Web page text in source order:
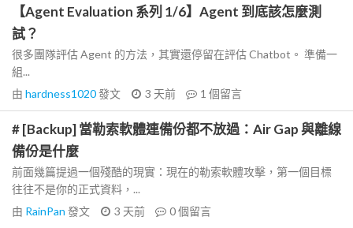
【Agent Evaluation 系列 1/6】Agent 到底該怎麼測
試？
很多團隊評估 Agent 的方法，其實還停留在評估 Chatbot。 準備一
組...
由 hardness1020發文 3 天前 1 個留言
# [Backup] 當勒索軟體連備份都不放過：Air Gap 與離線
備份是什麼
前面幾篇提過一個殘酷的現實：現在的勒索軟體攻擊，第一個目標
往往不是你的正式資料，...
由 RainPan 發文 3 天前 0個留言